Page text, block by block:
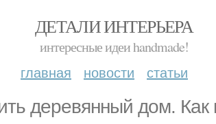
ДЕТАЛИ ИНТЕРЬЕРА
интересные идеи handmade!
главная новости статьи
деревянный дом.